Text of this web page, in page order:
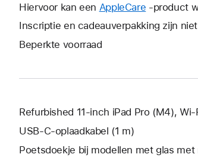
Hiervoor kan een AppleCare Hierdoor
wordt
venster
-product
Inscriptie en cadeauverpakking zijn
Beperkte voorraad
Refurbished 11‑inch iPad Pro (M4), Wi-
USB‑C-oplaadkabel (1 m)
Poetsdoekje bij modellen met glas